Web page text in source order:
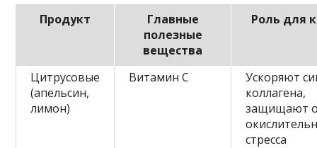
Продукт
Главные
полезные
вещества
Роль для
Цитрусовые
(апельсин,
лимон)
Витамин С
Ускоряют
коллагена,
защищают
стресса